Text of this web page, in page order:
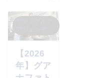
【2026
年】グア